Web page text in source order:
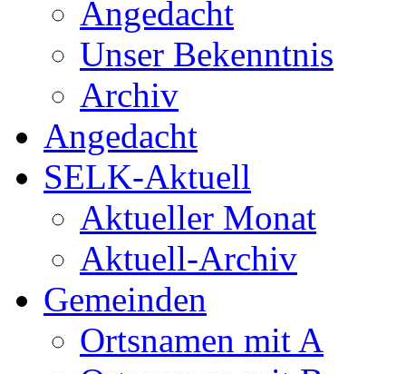
Angedacht
Unser Bekenntnis
Archiv
Angedacht
SELK-Aktuell
Aktueller Monat
Aktuell-Archiv
Gemeinden
Ortsnamen mit A